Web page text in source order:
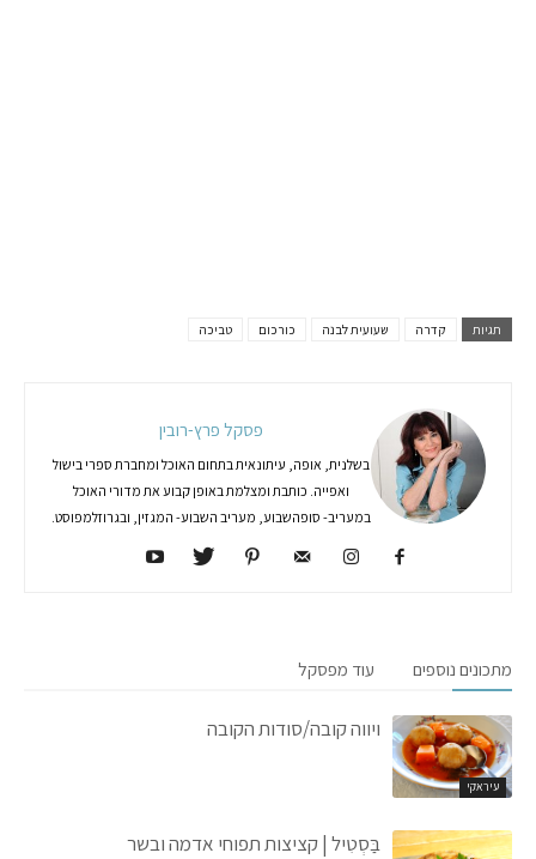
תגיות קדרה שעועית לבנה כורכום טביכה
פסקל פרץ-רובין
בשלנית, אופה, עיתונאית בתחום האוכל ומחברת ספרי בישול
ואפייה. כותבת ומצלמת באופן קבוע את מדורי האוכל
במעריב- סופהשבוע, מעריב השבוע- המגזין, ובגרוזלמפוסט.
מתכונים נוספים עוד מפסקל
עיראקי
ויווה קובה/סודות הקובה
בַּסְטִיל | קציצות תפוחי אדמה ובשר